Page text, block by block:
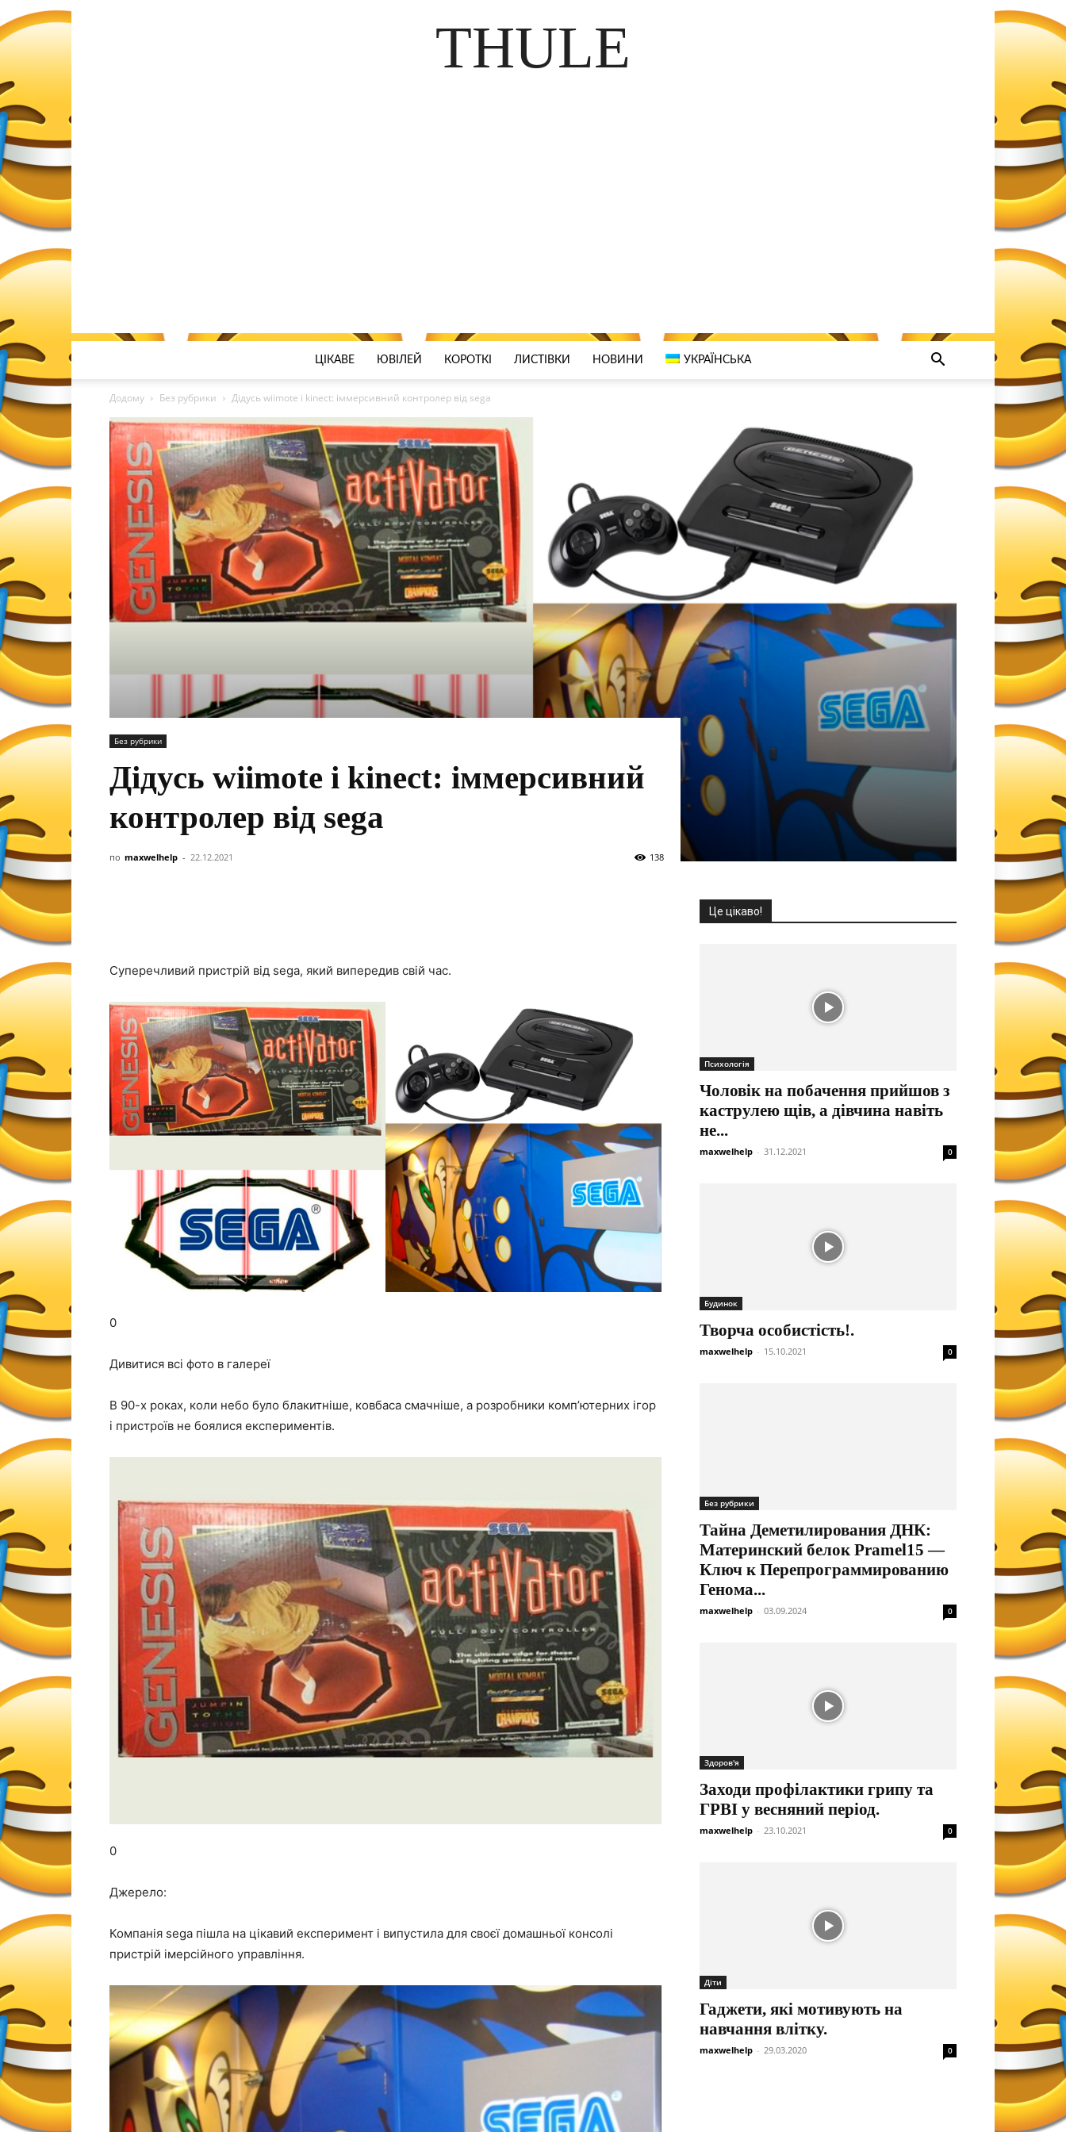
THULE
ЦІКАВЕ ЮВІЛЕЙ КОРОТКІ ЛИСТІВКИ НОВИНИ УКРАЇНСЬКА
Додому Без рубрики Дідусь wiimote і kinect: іммерсивний контролер від sega
Без рубрики
Дідусь wiimote і kinect: іммерсивний
контролер від sega
по maxwelhelp - 22.12.2021 138
Суперечливий пристрій від sega, який випередив свій час.
0
Дивитися всі фото в галереї
В 90-х роках, коли небо було блакитніше, ковбаса смачніше, а розробники комп’ютерних ігор
і пристроїв не боялися експериментів.
0
Джерело:
Компанія sega пішла на цікавий експеримент і випустила для своєї домашньої консолі
пристрій імерсійного управління.
Це цікаво!
Психологія
Чоловік на побачення прийшов з
каструлею щів, а дівчина навіть
не...
maxwelhelp - 31.12.2021 0
Будинок
Творча особистість!.
maxwelhelp - 15.10.2021 0
Без рубрики
Тайна Деметилирования ДНК:
Материнский белок Pramel15 —
Ключ к Перепрограммированию
Генома...
maxwelhelp - 03.09.2024 0
Здоров'я
Заходи профілактики грипу та
ГРВІ у весняний період.
maxwelhelp - 23.10.2021 0
Діти
Гаджети, які мотивують на
навчання влітку.
maxwelhelp - 29.03.2020 0